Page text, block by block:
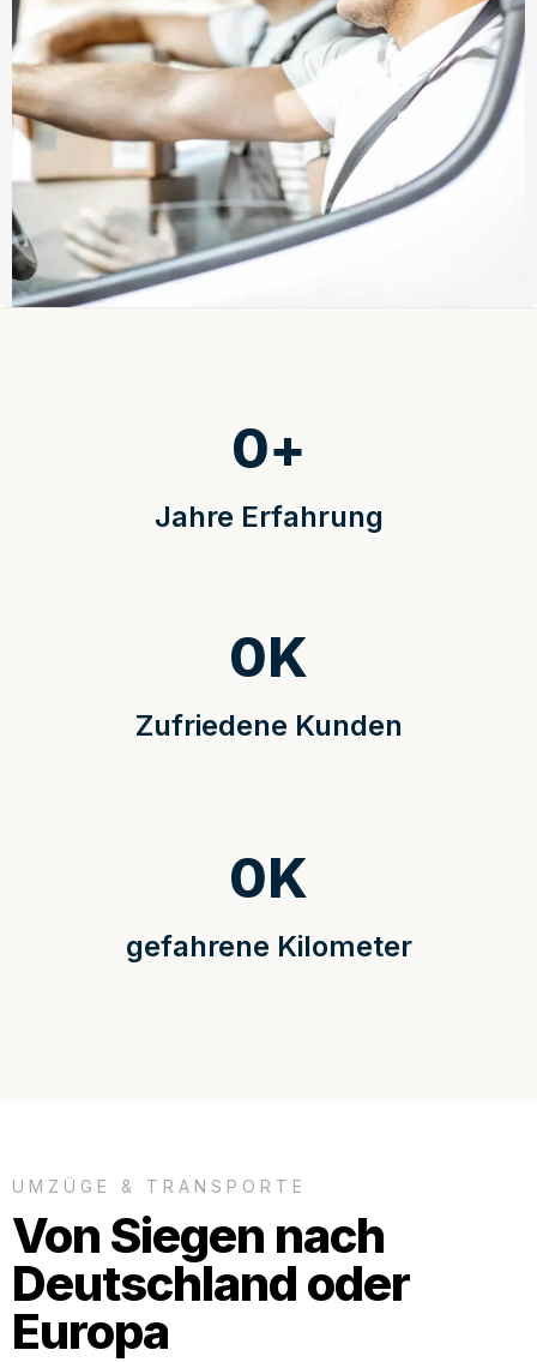
Jahre Erfahrung
0+
Zufriedene Kunden
0K
gefahrene Kilometer
0K
UMZÜGE & TRANSPORTE
Von Siegen nach
Deutschland oder
Europa